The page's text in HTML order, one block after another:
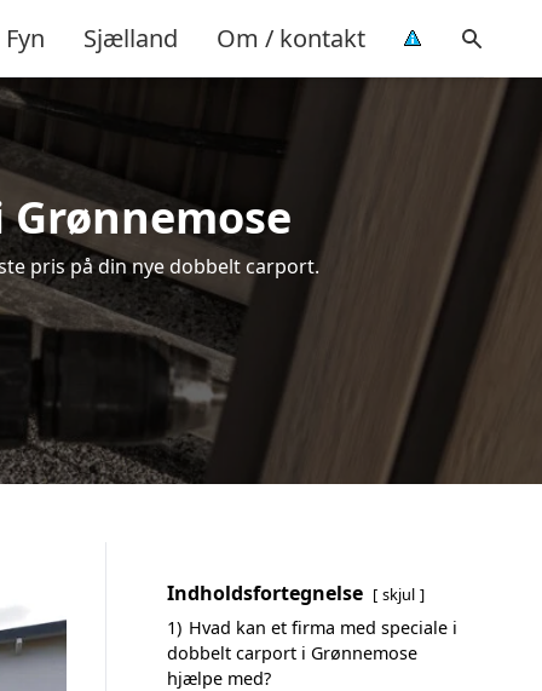
Fyn Sjælland Om / kontakt
pris på din nye dobbelt carport.
Indholdsfortegnelse skjul
1) Hvad kan et firma med speciale i
dobbelt carport i Grønnemose
hjælpe med?